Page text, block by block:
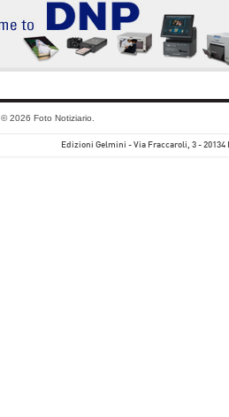
© 2026 Foto Notiziario.
Edizioni Gelmini - Via Fraccaroli, 3 - 20134